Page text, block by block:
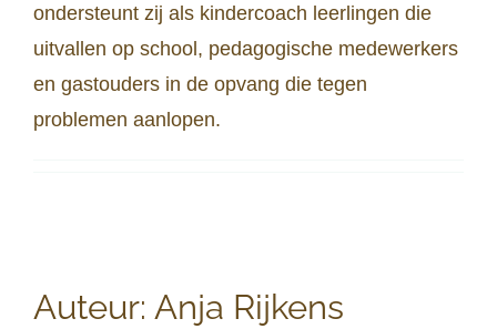
ondersteunt zij als kindercoach leerlingen die
uitvallen op school, pedagogische medewerkers
en gastouders in de opvang die tegen
problemen aanlopen.
Auteur: Anja Rijkens